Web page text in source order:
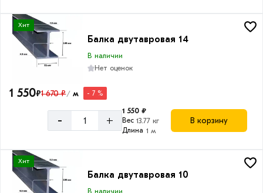
Хит
Балка двутавровая 14
В наличии
Нет оценок
1 550₽1 670 ₽/ м - 7 %
- +
1 550 ₽
Вес 13.77 кг
Длина 1 м
В корзину
Хит
Балка двутавровая 10
В наличии